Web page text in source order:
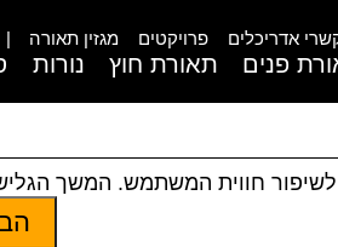
אדריכלים פרויקטים מגזין תאורה |
פנים תאורת חוץ נורות
חווית המשתמש. המשך